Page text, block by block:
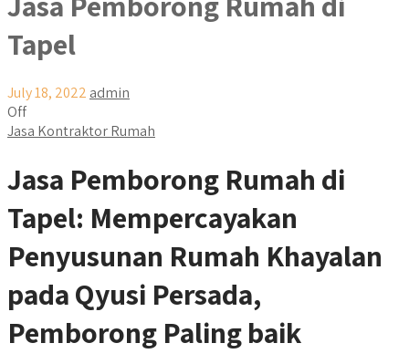
Tapel
July 18, 2022 admin
Off
Jasa Kontraktor Rumah
Jasa Pemborong Rumah di
Tapel: Mempercayakan
Penyusunan Rumah Khayalan
pada Qyusi Persada,
Pemborong Paling baik